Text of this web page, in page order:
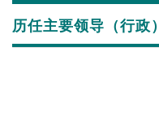
历任主要领导（行政）